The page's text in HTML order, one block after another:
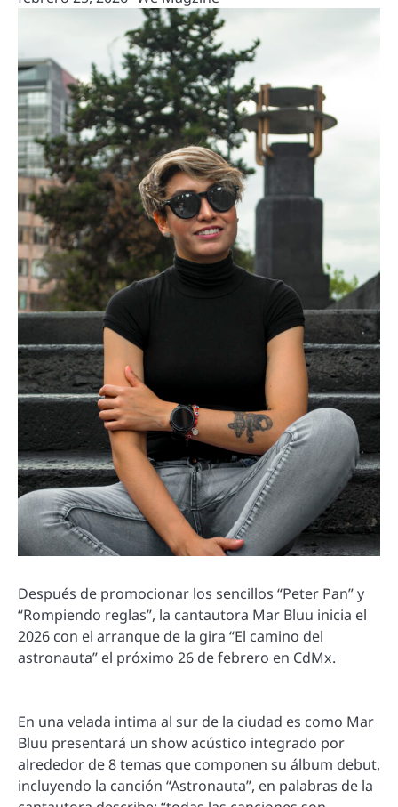
Después de promocionar los sencillos “Peter Pan” y
“Rompiendo reglas”, la cantautora Mar Bluu inicia el
2026 con el arranque de la gira “El camino del
astronauta” el próximo 26 de febrero en CdMx.
En una velada intima al sur de la ciudad es como Mar
Bluu presentará un show acústico integrado por
alrededor de 8 temas que componen su álbum debut,
incluyendo la canción “Astronauta”, en palabras de la